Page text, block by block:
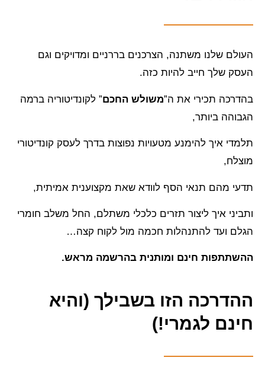
העולם שלנו משתנה, הצרכנים בררניים ומדויקים וגם
העסק שלך חייב להיות כזה.
בהדרכה תכירי את ה”משולש החכם” לקונדיטוריה ברמה
הגבוהה ביותר,
תלמדי איך להימנע מטעויות נפוצות בדרך לעסק קונדיטורי
מוצלח,
תדעי מהם תנאי הסף לוודא שאת מקצוענית אמיתית,
ותביני איך ליצור תזרים כלכלי משתלם, החל משלב חומרי
הגלם ועד להתנהלות חכמה מול לקוח קצה…
ההשתתפות חינם ומותנית בהרשמה מראש.
ההדרכה הזו בשבילך (והיא
חינם לגמרי!)